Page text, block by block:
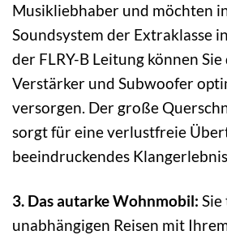
Musikliebhaber und möchten
Soundsystem der Extraklasse
der FLRY-B Leitung können
Verstärker und Subwoofer
versorgen. Der große
sorgt für eine verlustfreie
beeindruckendes
3. Das autarke Wohnmobil:
unabhängigen Reisen mit